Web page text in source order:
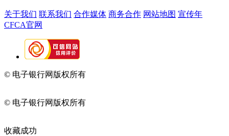
关于我们 联系我们 合作媒体 商务合作 网站地图 宣传年
CFCA官网
© 电子银行网版权所有
© 电子银行网版权所有
收藏成功